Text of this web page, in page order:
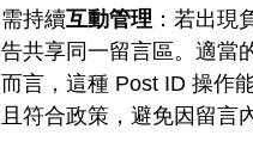
需持續互動管理 ：若出現
告共享同一留言區。適當
而言，這種 Post ID 操作
且符合政策，避免因留言